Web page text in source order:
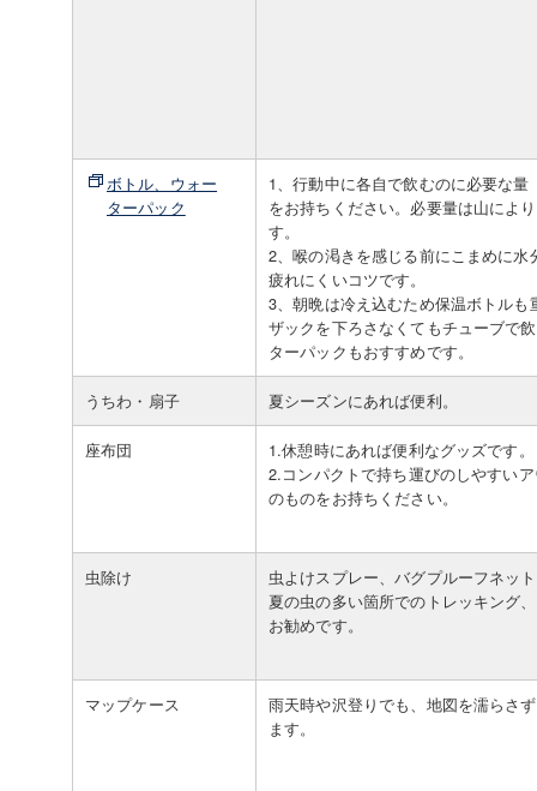
ボトル、ウォー
ターパック
1、行動中に各自で飲むのに必要な量
をお持ちください。必要量は山によ
す。
2、喉の渇きを感じる前にこまめに水
疲れにくいコツです。
3、朝晩は冷え込むため保温ボトルも
ザックを下ろさなくてもチューブで
ターパックもおすすめです。
うちわ・扇子 夏シーズンにあれば便利。
座布団
1.休憩時にあれば便利なグッズです。
2.コンパクトで持ち運びのしやすい
のものをお持ちください。
虫除け
虫よけスプレー、バグプルーフネッ
夏の虫の多い箇所でのトレッキング
お勧めです。
マップケース
雨天時や沢登りでも、地図を濡らさ
ます。